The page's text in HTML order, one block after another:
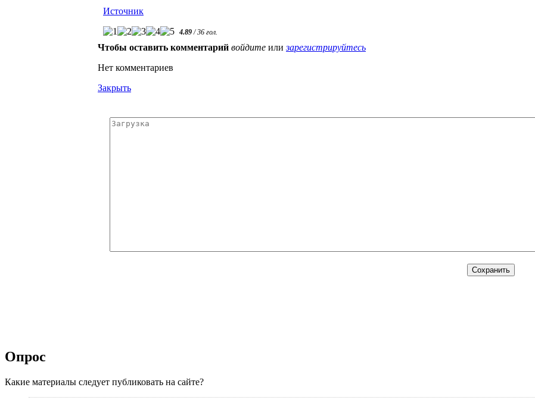
Источник
4.89/36 гол.
Чтобы оставить комментарий войдите илизарегистрируйтесь
Нет комментариев
Закрыть
Опрос
Какие материалы следует публиковать на сайте?